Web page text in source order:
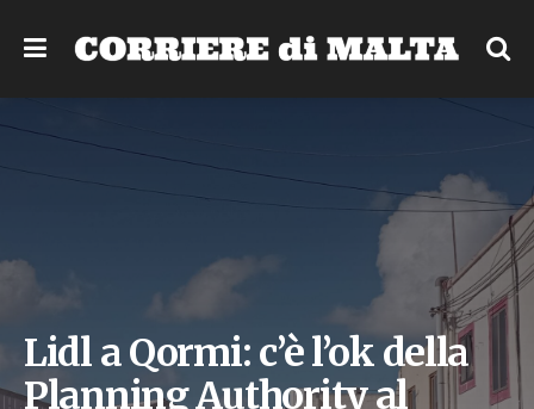
Lidl a Qormi: c’è l’ok della
Planning Authority al